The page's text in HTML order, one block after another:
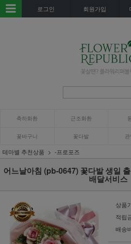
로그인 회원가입
축하화환 근조화환
꽃바구니 꽃다발
테마별 추천상품 -프로포즈
어느날아침 (pb-0647) 꽃다발 생일
배달서비스
상품
적립
배송